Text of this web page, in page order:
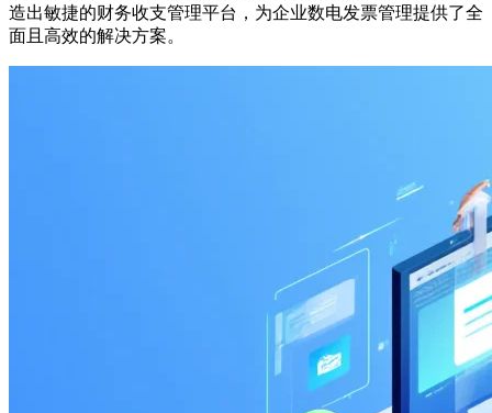
造出敏捷的财务收支管理平台，为企业数电发票管理提供了全
面且高效的解决方案。